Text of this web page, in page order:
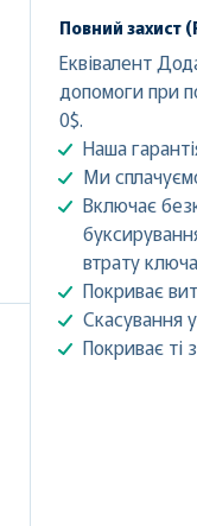
Повний захист
Еквівалент
допомоги при
0$.
Наша
Ми
Включає
втрату
Покриває
Скасування
Покриває ті